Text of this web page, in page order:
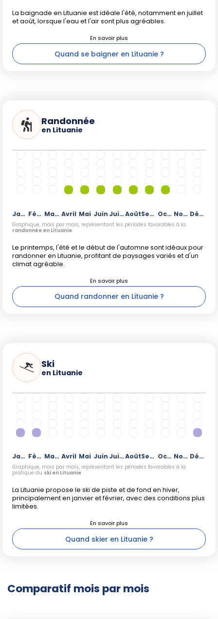
La baignade en Lituanie est idéale l'été, notamment en juillet
et août, lorsque l'eau et l'air sont plus agréables.
Quand se baigner en Lituanie ?
Randonnée
en Lituanie
Janvier Février Mars Avril Mai Juin JuilletAoût Septembre Octobre Novembre Décembre
Graphique, mois par mois, représentant les périodes favorables à la
randonnée en Lituanie.
Le printemps, l'été et le début de l'automne sont idéaux pour
randonner en Lituanie, profitant de paysages variés et d'un
climat agréable.
Quand randonner en Lituanie ?
Ski
en Lituanie
Janvier Février Mars Avril Mai Juin JuilletAoût Septembre Octobre Novembre Décembre
Graphique, mois par mois, représentant les périodes favorables à la
pratique du ski en Lituanie.
La Lituanie propose le ski de piste et de fond en hiver,
principalement en janvier et février, avec des conditions plus
limitées.
Quand skier en Lituanie ?
Comparatif mois par mois